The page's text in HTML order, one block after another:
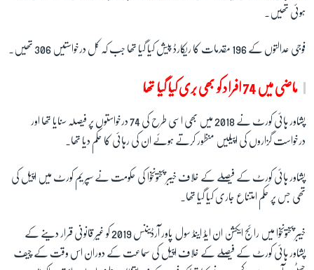
ہوئی تھیں۔
فوجی عدالتوں کے 196 مقدمات کا ریکارڈ پیش کیا گیا تھا جب کہ کل درخواستیں 306 تھیں۔
ماضی میں 74افراد کو بھی بری کیا گیا تھا
پشاور ہائی کورٹ نے 2018
میں بھی اسی طرح کی 74 درخواستوں پر فیصلہ سنایا تھا اور
درخواست گزاروں کی اپیلیں منظور کرتے ہوئے ان کی رہائی کا حکم دیا تھا۔
پشاور ہائی کورٹ کے فیصلے کے خلاف خیبر پختونخوا کی حکومت نے سپریم کورٹ میں اپیل کی
تھی جس پر حکم امتناع جاری کیا گیا تھا۔
خیبر پختونخوا میں رائج ایکشن ان ایڈ اینڈ سول پاور آرڈیننس 2019 کو غیر قانونی قرار دینے کے
پشاور ہائی کورٹ کے فیصلے کے خلاف اپیل کی سماعت کے دوران اس وقت کے چیف